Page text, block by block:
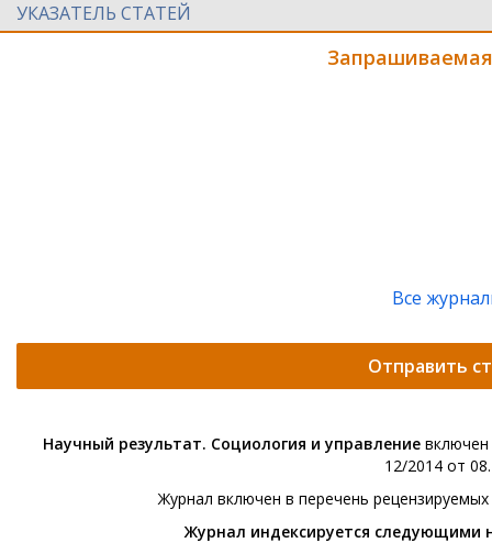
УКАЗАТЕЛЬ СТАТЕЙ
Все
Отправить
Научный результат. Социология и управление
12/2014 от
Журнал включен в перечень
Журнал индексируется